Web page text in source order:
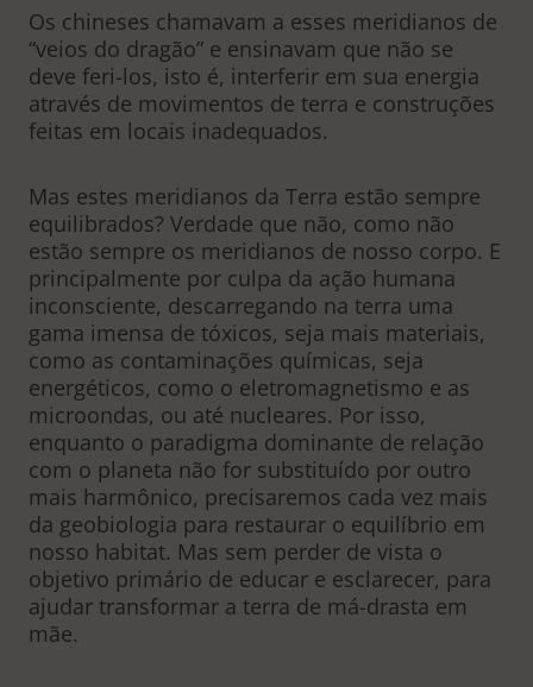
Os chineses chamavam a esses meridianos de
“veios do dragão” e ensinavam que não se
deve feri-los, isto é, interferir em sua energia
através de movimentos de terra e construções
feitas em locais inadequados.
Mas estes meridianos da Terra estão sempre
equilibrados? Verdade que não, como não
estão sempre os meridianos de nosso corpo. E
principalmente por culpa da ação humana
inconsciente, descarregando na terra uma
gama imensa de tóxicos, seja mais materiais,
como as contaminações químicas, seja
energéticos, como o eletromagnetismo e as
microondas, ou até nucleares. Por isso,
enquanto o paradigma dominante de relação
com o planeta não for substituído por outro
mais harmônico, precisaremos cada vez mais
da geobiologia para restaurar o equilíbrio em
nosso habitat. Mas sem perder de vista o
objetivo primário de educar e esclarecer, para
ajudar transformar a terra de má-drasta em
mãe.